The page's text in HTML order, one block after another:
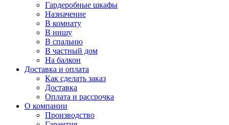
Гардеробные шкафы
Назначение
В комнату
В нишу
В спальню
В частный дом
На балкон
Доставка и оплата
Как сделать заказ
Доставка
Оплата и рассрочка
О компании
Производство